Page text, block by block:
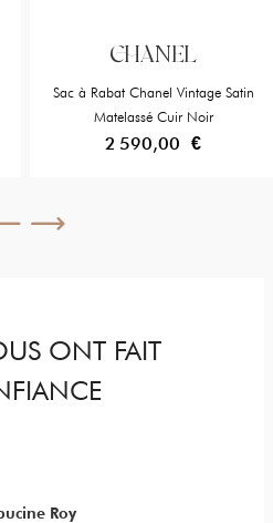
CHANEL
Sac à Rabat Chanel Vintage Satin
Matelassé Cuir Noir
2 590,00 €
ONT FAIT
Roy